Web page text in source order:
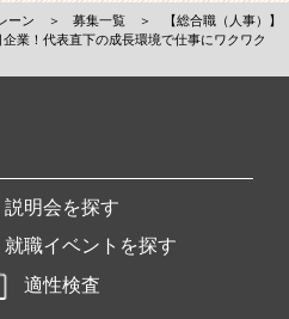
ーン ＞ 募集一覧 ＞
【総合職（人事）】
業！代表直下の成長環境で仕事にワクワク
説明会を探す
就職イベントを探す
適性検査